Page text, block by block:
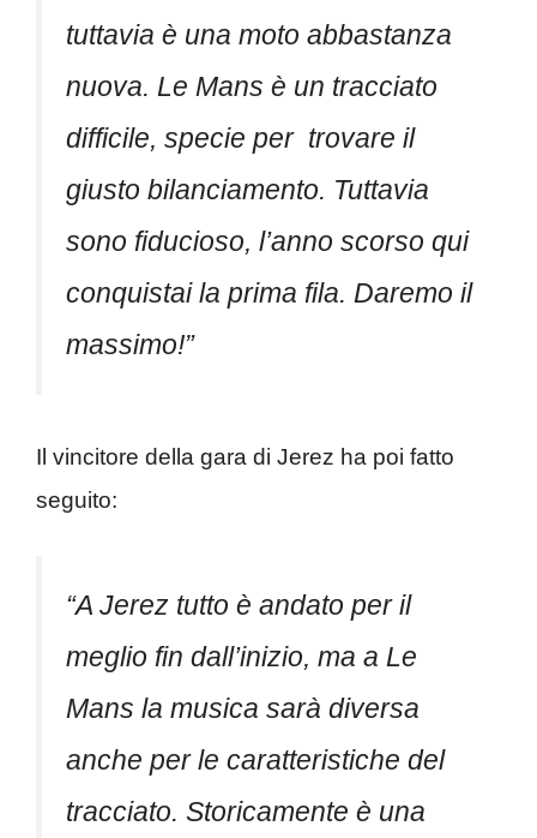
tuttavia è una moto abbastanza
nuova. Le Mans è un tracciato
difficile, specie per trovare il
giusto bilanciamento. Tuttavia
sono fiducioso, l’anno scorso qui
conquistai la prima fila. Daremo il
massimo!”
Il vincitore della gara di Jerez ha poi fatto
seguito:
“A Jerez tutto è andato per il
meglio fin dall’inizio, ma a Le
Mans la musica sarà diversa
anche per le caratteristiche del
tracciato. Storicamente è una